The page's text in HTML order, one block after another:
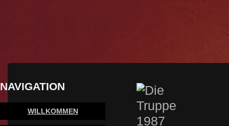
NAVIGATION
WILLKOMMEN